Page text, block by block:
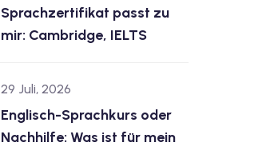
Sprachzertifikat passt zu
mir: Cambridge, IELTS
29 Juli, 2026
Englisch-Sprachkurs oder
Nachhilfe: Was ist für mein